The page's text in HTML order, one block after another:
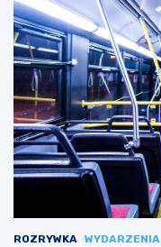
ROZRYWKA WYDARZENIA